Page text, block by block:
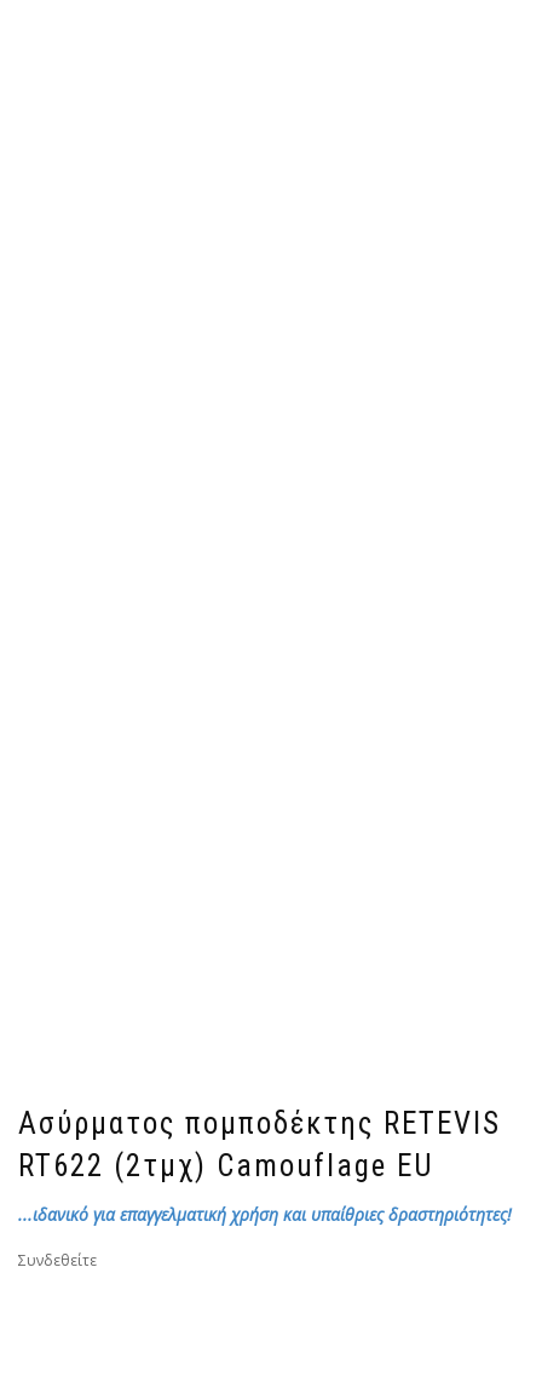
Ασύρματος πομποδέκτης RETEVIS
RT622 (2τμχ) Camouflage EU
...ιδανικό για επαγγελματική χρήση και υπαίθριες δραστηριότητες!
Συνδεθείτε